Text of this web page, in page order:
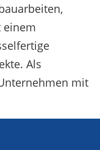
einem
Als
mit